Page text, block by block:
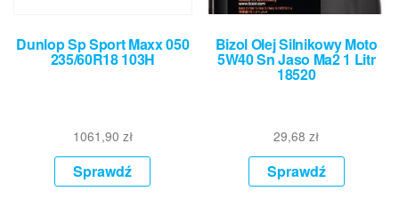
Dunlop Sp Sport Maxx 050
235/60R18 103H
1061,90 zł
Sprawdź
Bizol Olej Silnikowy Moto
5W40 Sn Jaso Ma2 1 Litr
18520
29,68zł
Sprawdź